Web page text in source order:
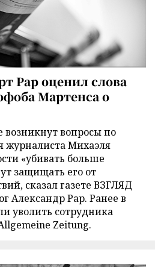
Рар оценил слова
Мартенса о
вопросы по
журналиста Михаэля
«убивать больше
защищать его от
сказал газете ВЗГЛЯД
Александр Рар. Ранее в
уволить сотрудника
Zeitung.